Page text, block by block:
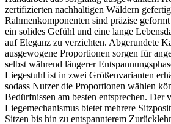
zertifizierten nachhaltigen Wäldern
Rahmenkomponenten sind präzise
ein solides Gefühl und eine lange
auf Eleganz zu verzichten. Abgerundete
ausgewogene Proportionen sorgen für
selbst während längerer
Liegestuhl ist in zwei Größenvarianten
sodass Nutzer die Proportionen wählen
Bedürfnissen am besten entsprechen. Der
Liegemechanismus bietet mehrere
Sitzen bis hin zu entspannterem